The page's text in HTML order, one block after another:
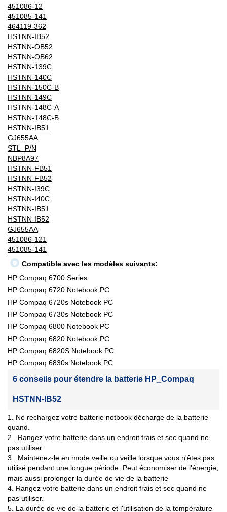
451086-12
451085-141
464119-362
HSTNN-IB52
HSTNN-OB52
HSTNN-OB62
HSTNN-139C
HSTNN-140C
HSTNN-150C-B
HSTNN-149C
HSTNN-148C-A
HSTNN-148C-B
HSTNN-IB51
GJ655AA
STL_P/N
NBP8A97
HSTNN-FB51
HSTNN-FB52
HSTNN-I39C
HSTNN-I40C
HSTNN-IB51
HSTNN-IB52
GJ655AA
451086-121
451085-141
Compatible avec les modèles suivants:
HP Compaq 6700 Series
HP Compaq 6720 Notebook PC
HP Compaq 6720s Notebook PC
HP Compaq 6730s Notebook PC
HP Compaq 6800 Notebook PC
HP Compaq 6820 Notebook PC
HP Compaq 6820S Notebook PC
HP Compaq 6830s Notebook PC
6 conseils pour étendre la batterie HP_Compaq
HSTNN-IB52
1. Ne rechargez votre batterie notbook décharge de la batterie
quand.
2 . Rangez votre batterie dans un endroit frais et sec quand ne
pas utiliser.
3 . Maintenez-le en mode veille ou veille lorsque vous n'êtes pas
utilisé pendant une longue période. Peut économiser de l'énergie,
mais aussi prolonger la durée de vie de la batterie
4. Rangez votre batterie dans un endroit frais et sec quand ne
pas utiliser.
5. La durée de vie de la batterie et l'utilisation de la température